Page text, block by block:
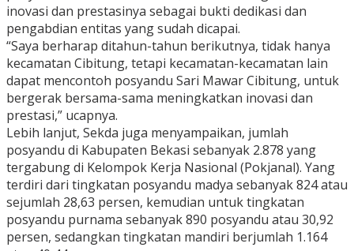
inovasi dan prestasinya sebagai bukti dedikasi dan
pengabdian entitas yang sudah dicapai.
“Saya berharap ditahun-tahun berikutnya, tidak hanya
kecamatan Cibitung, tetapi kecamatan-kecamatan lain
dapat mencontoh posyandu Sari Mawar Cibitung, untuk
bergerak bersama-sama meningkatkan inovasi dan
prestasi,” ucapnya.
Lebih lanjut, Sekda juga menyampaikan, jumlah
posyandu di Kabupaten Bekasi sebanyak 2.878 yang
tergabung di Kelompok Kerja Nasional (Pokjanal). Yang
terdiri dari tingkatan posyandu madya sebanyak 824 atau
sejumlah 28,63 persen, kemudian untuk tingkatan
posyandu purnama sebanyak 890 posyandu atau 30,92
persen, sedangkan tingkatan mandiri berjumlah 1.164